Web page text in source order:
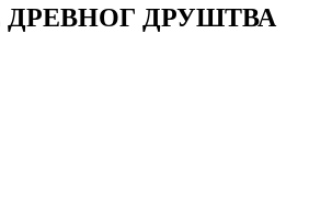
ДРЕВНОГ ДРУШТВА